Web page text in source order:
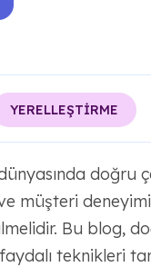
YERELLEŞTİRME
doğru
müşteri
Bu blog,
teknikleri